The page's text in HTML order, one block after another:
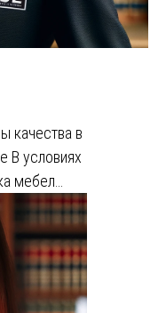
качества в
В условиях
мебел…